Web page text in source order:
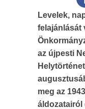
Levelek,
felajánlását
az újpesti
meg az
áldozatairól